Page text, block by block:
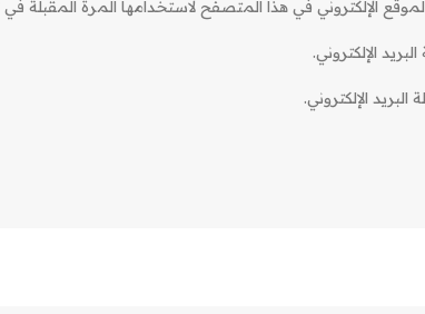
الإلكتروني في هذا المتصفح لاستخدامها المرة المقبلة في
الإلكتروني.
الإلكتروني.